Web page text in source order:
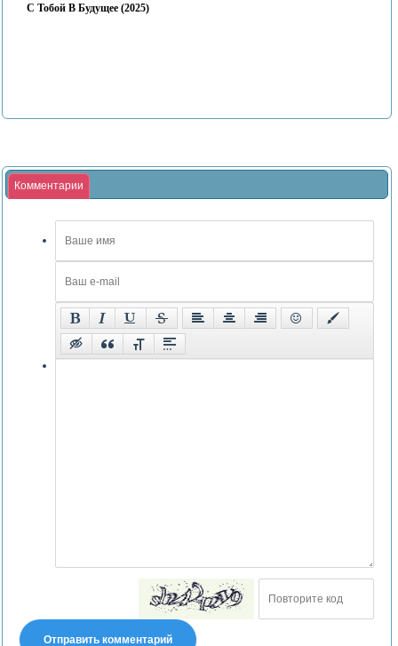
С Тобой В Будущее (2025)
Комментарии
Отправить комментарий